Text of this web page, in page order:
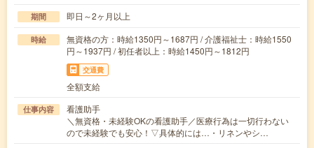
期間 即日～2ヶ月以上
時給
無資格の方：時給1350円～1687円 / 介護福祉士：時給1550
円～1937円 / 初任者以上：時給1450円～1812円
交通費
全額支給
仕事内容
看護助手
＼無資格・未経験OKの看護助手／医療行為は一切行わない
ので未経験でも安心！▽具体的には…・リネンやシ…